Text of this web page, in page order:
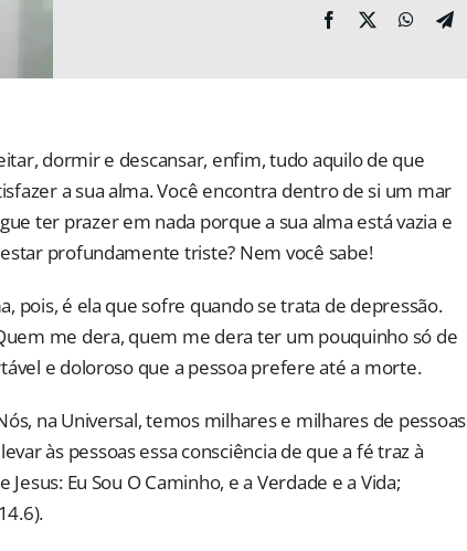
dormir e descansar, enfim, tudo aquilo de que
a sua alma. Você encontra dentro de si um mar
ter prazer em nada porque a sua alma está vazia e
profundamente triste? Nem você sabe!
pois, é ela que sofre quando se trata de depressão.
me dera, quem me dera ter um pouquinho só de
e doloroso que a pessoa prefere até a morte.
na Universal, temos milhares e milhares de pessoas
às pessoas essa consciência de que a fé traz à
Eu Sou O Caminho, e a Verdade e a Vida;